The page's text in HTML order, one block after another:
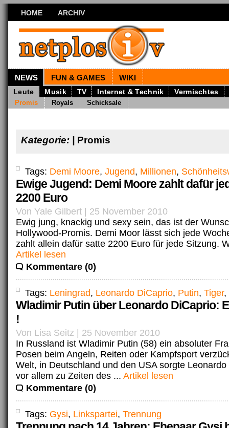
HOME ARCHIV
NEWS FUN & GAMES WIKI
Leute Musik TV Internet & Technik Vermischtes
Promis Royals Schicksale
Kategorie: | Promis
Tags: Demi Moore, Jugend, Millionen,
Ewige Jugend: Demi Moore zahlt dafür
2200 Euro
Von Yale Gilbert | 25 November 2010
Ewig jung, knackig und sexy sein, das ist der
Hollywood-Promis. Demi Moor lässt sich jede
zahlt allein dafür satte 2200 Euro für jede Sitzung.
Artikel lesen
Kommentare (0)
Tags: Leningrad, Leonardo DiCaprio, Putin, Tiger,
Wladimir Putin über Leonardo DiCaprio:
!
Von Lisa Seitz | 25 November 2010
In Russland ist Wladimir Putin (58) ein absoluter
Posen beim Angeln, Reiten oder Kampfsport
Welt, in Deutschland und den USA sorgte
vor allem zu Zeiten des ... Artikel lesen
Kommentare (0)
Tags: Gysi, Linkspartei, Trennung